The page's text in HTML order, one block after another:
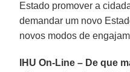
Estado promover a
demandar um novo
novos modos de
IHU On-Line – De que